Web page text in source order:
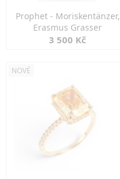
Prophet - Moriskentänzer,
Erasmus Grasser
3 500 Kč
NOVÉ